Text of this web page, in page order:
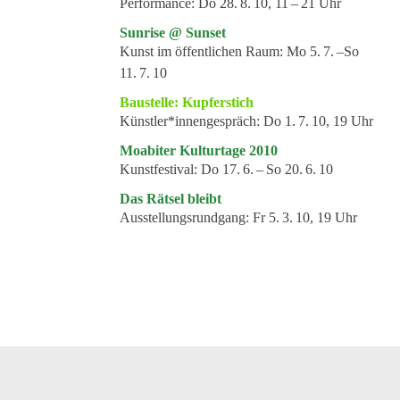
Performance:Do 28. 8. 10, 11 – 21 Uhr
Sunrise @ Sunset
Kunst im öffentlichen Raum:Mo 5. 7. –So
11. 7. 10
Baustelle: Kupferstich
Künstler*innengespräch:Do 1. 7. 10, 19 Uhr
Moabiter Kulturtage 2010
Kunstfestival:Do 17. 6. – So 20. 6. 10
Das Rätsel bleibt
Ausstellungsrundgang:Fr 5. 3. 10, 19 Uhr